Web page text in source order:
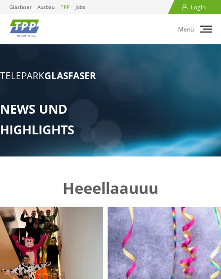
Glasfaser Ausbau TPP Jobs Login
Menü
TELEPARKGLASFASER
NEWS UND
HIGHLIGHTS
Heeellaauuu